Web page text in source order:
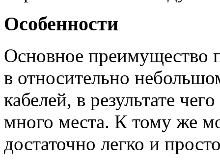
Особенности
Основное преимущество
в относительно
кабелей, в результате
много места. К тому же
достаточно легко и